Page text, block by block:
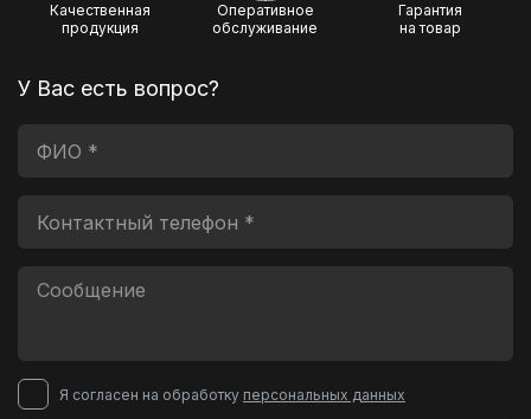
Качественная
продукция
Оперативное
обслуживание
Гарантия
на товар
У Вас есть вопрос?
Я согласен на обработку персональных данных